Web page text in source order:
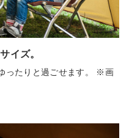
イズ。
ったりと過ごせます。 ※画